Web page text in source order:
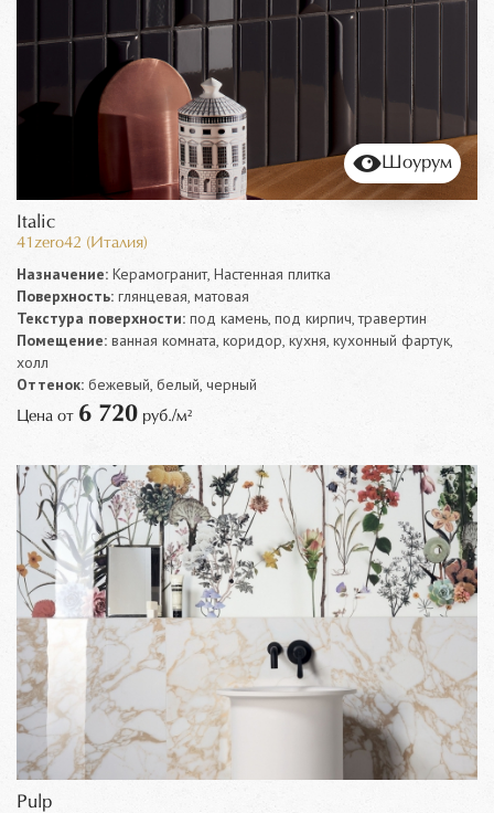
Шоурум
Italic
41zero42 (Италия)
Назначение: Керамогранит, Настенная плитка
Поверхность: глянцевая, матовая
Текстура поверхности: под камень, под кирпич, травертин
Помещение: ванная комната, коридор, кухня, кухонный фартук,
холл
Оттенок: бежевый, белый, черный
Цена от 6 720 руб./м²
Pulp